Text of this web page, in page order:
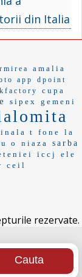
din Italia
amalia
app dpoint
kfactory
cupa
sipex gemeni
t fone
la
o niaza
sarba
iccj
ele
ceil
rezervate.